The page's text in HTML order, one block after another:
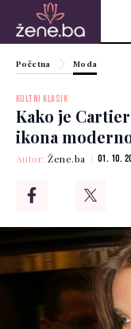
Početna Moda
KULTNI KLASIK
Kako je
ikona
Autor:Žene.ba 01. 10.